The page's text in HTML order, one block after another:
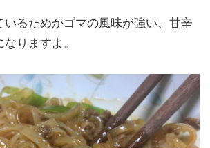
いるためかゴマの風味が強い、甘辛
りますよ。